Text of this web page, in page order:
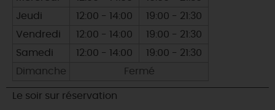
Jeudi
12:00 - 14:00
19:00 - 21:30
Vendredi
12:00 - 14:00
19:00 - 21:30
Samedi
12:00 - 14:00
19:00 - 21:30
Dimanche
Fermé
Le soir sur réservation